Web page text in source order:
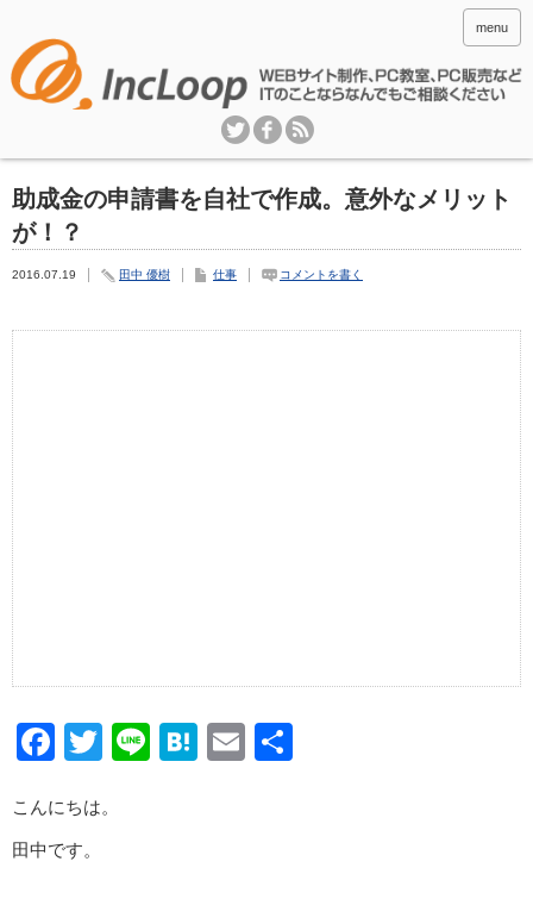
menu
助成金の申請書を自社で作成。意外なメリット
が！？
2016.07.19 田中 優樹 仕事 コメントを書く
Facebook
Twitter
LineHatena
Email
こんにちは。
田中です。